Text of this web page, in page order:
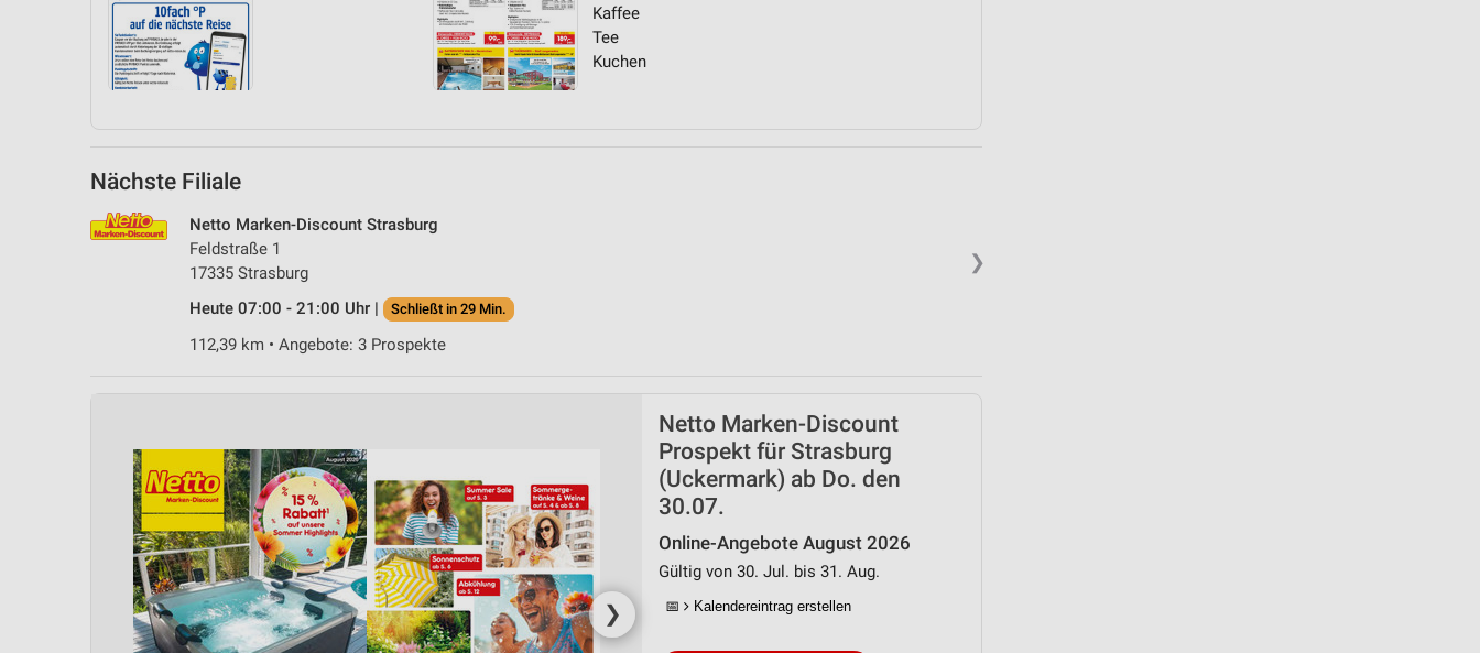
Kaffee
Tee
Kuchen
Nächste Filiale
❯
Netto Marken-Discount Strasburg
Feldstraße 1
17335 Strasburg
Heute 07:00 - 21:00 Uhr |
Schließt in 29 Min.
112,39 km • Angebote: 3 Prospekte
❯
Netto Marken-Discount
Prospekt für Strasburg
(Uckermark) ab Do. den
30.07.
Online-Angebote August 2026
Gültig von 30. Jul. bis 31. Aug.
📅 Kalendereintrag erstellen
Performance